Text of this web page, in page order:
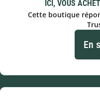
ICI, VOUS
Cette boutique
En